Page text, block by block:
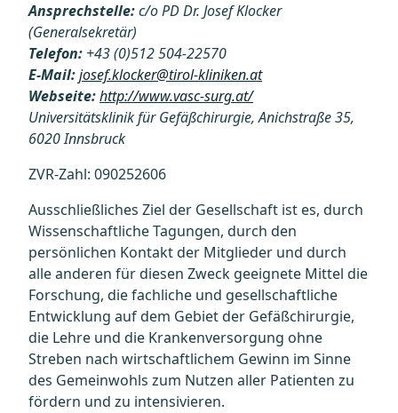
Ansprechstelle:c/o PD Dr. Josef Klocker
(Generalsekretär)
Telefon: +43 (0)512 504-22570
E-Mail:josef.klocker@tirol-kliniken.at
Webseite:http://www.vasc-surg.at/
Universitätsklinik für Gefäßchirurgie, Anichstraße 35,
6020 Innsbruck
ZVR-Zahl: 090252606
Ausschließliches Ziel der Gesellschaft ist es, durch
Wissenschaftliche Tagungen, durch den
persönlichen Kontakt der Mitglieder und durch
alle anderen für diesen Zweck geeignete Mittel die
Forschung, die fachliche und gesellschaftliche
Entwicklung auf dem Gebiet der Gefäßchirurgie,
die Lehre und die Krankenversorgung ohne
Streben nach wirtschaftlichem Gewinn im Sinne
des Gemeinwohls zum Nutzen aller Patienten zu
fördern und zu intensivieren.